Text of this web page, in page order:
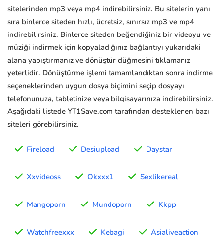
sitelerinden mp3 veya mp4 indirebilirsiniz. Bu sitelerin yanı
sıra binlerce siteden hızlı, ücretsiz, sınırsız mp3 ve mp4
indirebilirsiniz. Binlerce siteden beğendiğiniz bir videoyu ve
müziği indirmek için kopyaladığınız bağlantıyı yukarıdaki
alana yapıştırmanız ve dönüştür düğmesini tıklamanız
yeterlidir. Dönüştürme işlemi tamamlandıktan sonra indirme
seçeneklerinden uygun dosya biçimini seçip dosyayı
telefonunuza, tabletinize veya bilgisayarınıza indirebilirsiniz.
Aşağıdaki listede YT1Save.com tarafından desteklenen bazı
siteleri görebilirsiniz.
Fireload Desiupload Daystar
Xxvideoss Okxxx1 Sexlikereal
Mangoporn Mundoporn Kkpp
Watchfreexxx Kebagi Asialiveaction